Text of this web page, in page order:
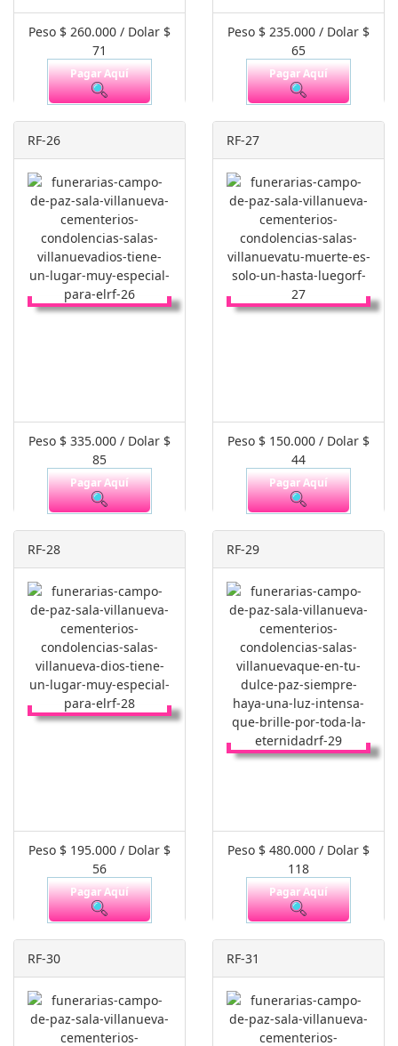
Peso $ 260.000 / Dolar $
71
Pagar Aquí
Peso $ 235.000 / Dolar $
65
Pagar Aquí
RF-26
Peso $ 335.000 / Dolar $
85
Pagar Aquí
RF-27
Peso $ 150.000 / Dolar $
44
Pagar Aquí
RF-28
Peso $ 195.000 / Dolar $
56
Pagar Aquí
RF-29
Peso $ 480.000 / Dolar $
118
Pagar Aquí
RF-30 RF-31